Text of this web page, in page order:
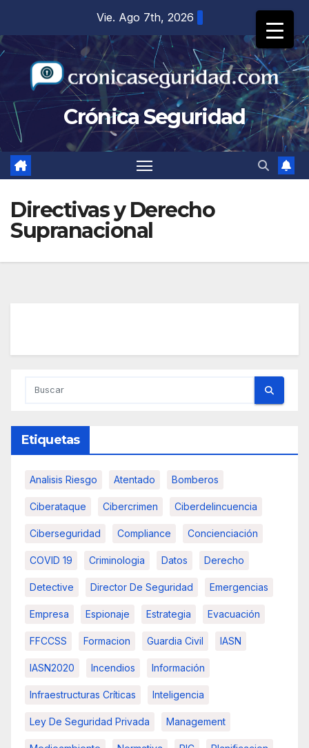
contenido
Vie. Ago 7th, 2026
Crónica Seguridad
Directivas y Derecho
Supranacional
Etiquetas
Analisis Riesgo Atentado Bomberos
Ciberataque Cibercrimen Ciberdelincuencia
Ciberseguridad Compliance Concienciación
COVID 19 Criminologia Datos Derecho
Detective Director De Seguridad Emergencias
Empresa Espionaje Estrategia Evacuación
FFCCSS Formacion Guardia Civil IASN
IASN2020 Incendios Información
Infraestructuras Críticas Inteligencia
Ley De Seguridad Privada Management